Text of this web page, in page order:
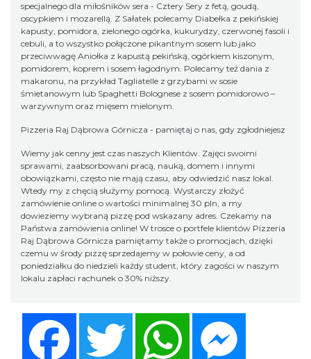
specjalnego dla miłośników sera - Cztery Sery z fetą, goudą,
oscypkiem i mozarellą. Z Sałatek polecamy Diabełka z pekińskiej
kapusty, pomidora, zielonego ogórka, kukurydzy, czerwonej fasoli i
cebuli, a to wszystko połączone pikantnym sosem lub jako
przeciwwagę Aniołka z kapustą pekińską, ogórkiem kiszonym,
pomidorem, koprem i sosem łagodnym. Polecamy też dania z
makaronu, na przykład Tagliatelle z grzybami w sosie
śmietanowym lub Spaghetti Bolognese z sosem pomidorowo –
warzywnym oraz mięsem mielonym.
Pizzeria Raj Dąbrowa Górnicza - pamiętaj o nas, gdy zgłodniejesz
Wiemy jak cenny jest czas naszych Klientów. Zajęci swoimi
sprawami, zaabsorbowani pracą, nauką, domem i innymi
obowiązkami, często nie mają czasu, aby odwiedzić nasz lokal.
Wtedy my z chęcią służymy pomocą. Wystarczy złożyć
zamówienie online o wartości minimalnej 30 pln, a my
dowieziemy wybraną pizzę pod wskazany adres. Czekamy na
Państwa zamówienia online! W trosce o portfele klientów Pizzeria
Raj Dąbrowa Górnicza pamiętamy także o promocjach, dzięki
czemu w środy pizzę sprzedajemy w połowie ceny, a od
poniedziałku do niedzieli każdy student, który zagości w naszym
lokalu zapłaci rachunek o 30% niższy.
Twitter WhatsApp